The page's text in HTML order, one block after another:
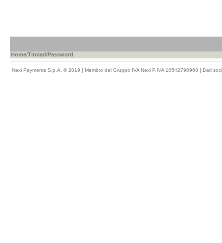
Home/Titolari/Password
Nexi Payments S.p.A. © 2019 | Membro del Gruppo IVA Nexi P.IVA 10542790968 | Dati